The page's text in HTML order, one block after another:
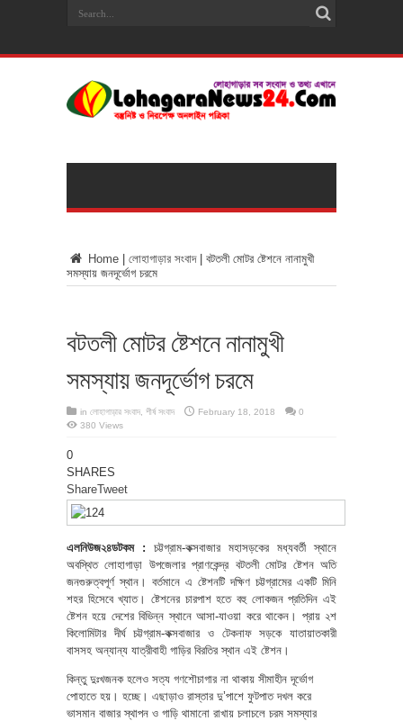
Home লোহাগাড়ার সংবাদ
বটতলী মোটর ষ্টেশনে নানামুখী
সমস্যায় জনদূর্ভোগ চরমে
বটতলী মোটর ষ্টেশনে নানামুখী
সমস্যায় জনদূর্ভোগ চরমে
in লোহাগাড়ার সংবাদ শীর্ষ সংবাদ February 18, 2018
0
380 Views
0
SHARES
ShareTweet
এলনিউজ২৪ডটকম : চট্টগ্রাম-কক্সবাজার মহাসড়কের মধ্যবর্তী স্থানে
অবস্থিত লোহাগাড়া উপজেলার প্রাণকেন্দ্র বটতলী মোটর ষ্টেশন অতি
জনগুরুত্বপূর্ণ স্থান। বর্তমানে এ ষ্টেশনটি দক্ষিণ চট্টগ্রামের একটি মিনি
শহর হিসেবে খ্যাত। ষ্টেশনের চারপাশ হতে বহু লোকজন প্রতিদিন এই
ষ্টেশন হয়ে দেশের বিভিন্ন স্থানে আসা-যাওয়া করে থাকেন। প্রায় ২শ
কিলোমিটার দীর্ঘ চট্টগ্রাম-কক্সবাজার ও টেকনাফ সড়কে যাতায়াতকারী
বাসসহ অন্যান্য যাত্রীবাহী গাড়ির বিরতির স্থান এই ষ্টেশন।
কিন্তু দুঃখজনক হলেও সত্য গণশৌচাগার না থাকায় সীমাহীন দূর্ভোগ
পোহাতে হয়। হচ্ছে। এছাড়াও রাস্তার দু’পাশে ফুটপাত দখল করে
ভাসমান বাজার স্থাপন ও গাড়ি থামানো রাখায় চলাচলে চরম সমস্যার